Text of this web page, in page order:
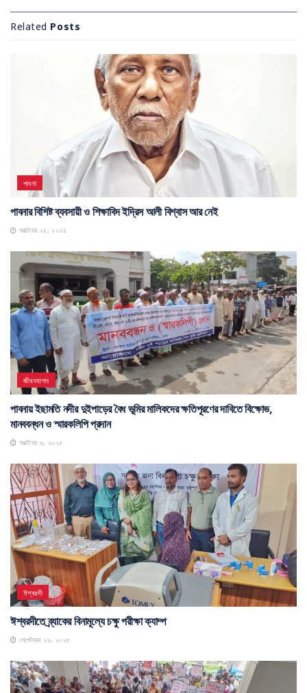
Related Posts
পাবনা
পাবনার বিশিষ্ট ব্যবসায়ী ও শিক্ষাবিদ ইদ্রিস আলী বিশ্বাস আর নেই
অক্টোবর ২৫, ২০২৫
জীবনযাপন
পাবনায় ইছামতি নদীর দুইপাড়ের বৈধ ভূমির মালিকদের ক্ষতিপূরণের দাবিতে বিক্ষোভ,
মানববন্ধন ও স্মারকলিপি প্রদান
অক্টোবর ৬, ২০২৫
ঈশ্বরদী
ঈশ্বরদীতে ব্র্যাকের বিনামূল্যে চক্ষু পরীক্ষা ক্যাম্প
সেপ্টেম্বর ২৬, ২০২৫